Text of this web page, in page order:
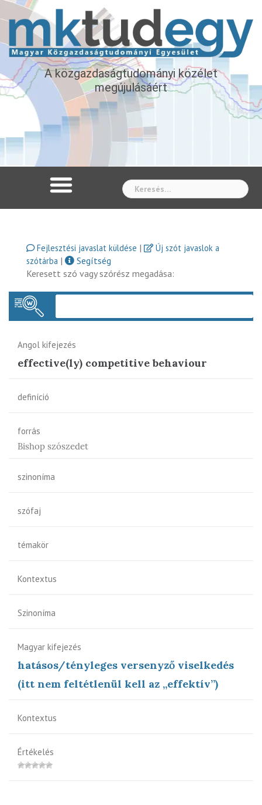
A közgazdaságtudományi közélet
megújulásáért
Fejlesztési javaslat küldése |
Új szót javaslok a
szótárba |
Segítség
Keresett szó vagy szórész megadása:
Angol kifejezés
effective(ly) competitive behaviour
definíció
forrás
Bishop szószedet
szinoníma
szófaj
témakör
Kontextus
Szinoníma
Magyar kifejezés
hatásos/tényleges versenyző viselkedés
(itt nem feltétlenül kell az „effektív”)
Kontextus
Értékelés